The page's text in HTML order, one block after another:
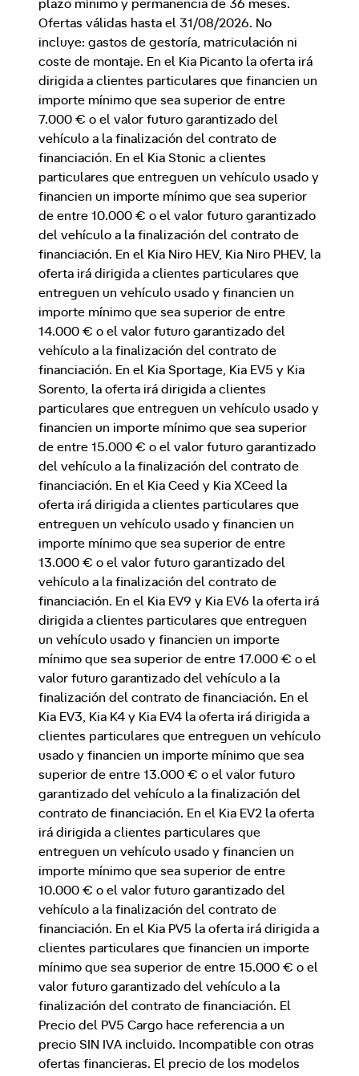
plazo mínimo y permanencia de 36 meses.
Ofertas válidas hasta el 31/08/2026. No
incluye: gastos de gestoría, matriculación ni
coste de montaje. En el Kia Picanto la oferta irá
dirigida a clientes particulares que financien un
importe mínimo que sea superior de entre
7.000 € o el valor futuro garantizado del
vehículo a la finalización del contrato de
financiación. En el Kia Stonic a clientes
particulares que entreguen un vehículo usado y
financien un importe mínimo que sea superior
de entre 10.000 € o el valor futuro garantizado
del vehículo a la finalización del contrato de
financiación. En el Kia Niro HEV, Kia Niro PHEV, la
oferta irá dirigida a clientes particulares que
entreguen un vehículo usado y financien un
importe mínimo que sea superior de entre
14.000 € o el valor futuro garantizado del
vehículo a la finalización del contrato de
financiación. En el Kia Sportage, Kia EV5 y Kia
Sorento, la oferta irá dirigida a clientes
particulares que entreguen un vehículo usado y
financien un importe mínimo que sea superior
de entre 15.000 € o el valor futuro garantizado
del vehículo a la finalización del contrato de
financiación. En el Kia Ceed y Kia XCeed la
oferta irá dirigida a clientes particulares que
entreguen un vehículo usado y financien un
importe mínimo que sea superior de entre
13.000 € o el valor futuro garantizado del
vehículo a la finalización del contrato de
financiación. En el Kia EV9 y Kia EV6 la oferta irá
dirigida a clientes particulares que entreguen
un vehículo usado y financien un importe
mínimo que sea superior de entre 17.000 € o el
valor futuro garantizado del vehículo a la
finalización del contrato de financiación. En el
Kia EV3, Kia K4 y Kia EV4 la oferta irá dirigida a
clientes particulares que entreguen un vehículo
usado y financien un importe mínimo que sea
superior de entre 13.000 € o el valor futuro
garantizado del vehículo a la finalización del
contrato de financiación. En el Kia EV2 la oferta
irá dirigida a clientes particulares que
entreguen un vehículo usado y financien un
importe mínimo que sea superior de entre
10.000 € o el valor futuro garantizado del
vehículo a la finalización del contrato de
financiación. En el Kia PV5 la oferta irá dirigida a
clientes particulares que financien un importe
mínimo que sea superior de entre 15.000 € o el
valor futuro garantizado del vehículo a la
finalización del contrato de financiación. El
Precio del PV5 Cargo hace referencia a un
precio SIN IVA incluido. Incompatible con otras
ofertas financieras. El precio de los modelos